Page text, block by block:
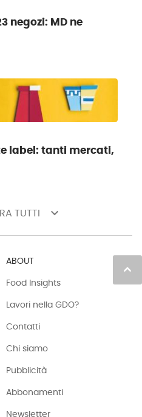
negozi: MD ne
label: tanti mercati,
TUTTI keyboard_arrow_down
keyboard_arrow_up
ABOUT
Food Insights
Lavori nella GDO?
Contatti
Chi siamo
Pubblicità
Abbonamenti
Newsletter